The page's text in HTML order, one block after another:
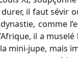
il faut sévir
comme
il a
mini-jupe, mais